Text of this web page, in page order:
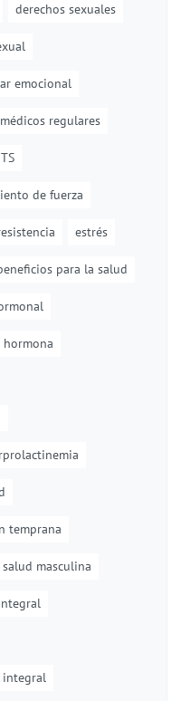
derechos sexuales
emocional
regulares
de fuerza
estrés
para la salud
temprana
salud masculina
integral